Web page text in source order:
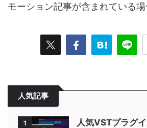
モーション記事が含まれている場
人気記事
1
人気VSTプラグ